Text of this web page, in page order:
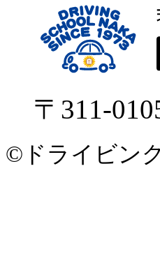
〒311-
©ドライビン